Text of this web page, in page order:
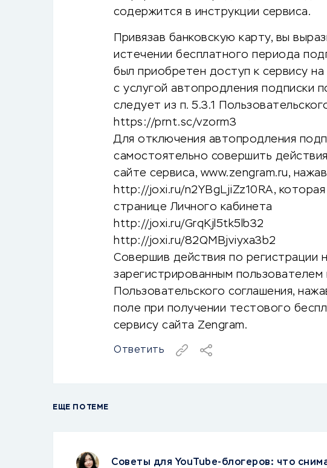
содержится в инструкции сервиса.
Привязав банковскую карту, вы
истечении бесплатного периода
был приобретен доступ к сервису
с услугой автопродления подписки
следует из п. 5.3.1
https://prnt.sc/vzorm3
Для отключения автопродления
самостоятельно совершить
сайте сервиса, www.zengram.ru,
http://joxi.ru/n2YBgLjiZz10RA, которая
странице Личного кабинета
http://joxi.ru/GrqKjl5tk5lb32
http://joxi.ru/82QMBjviyxa3b2
Совершив действия по регистрации
зарегистрированным пользователем
Пользовательского соглашения,
поле при получении тестового
сервису сайта Zengram.
Ответить
ЕЩЕ ПО ТЕМЕ
Советы для YouTube-блогеров: что